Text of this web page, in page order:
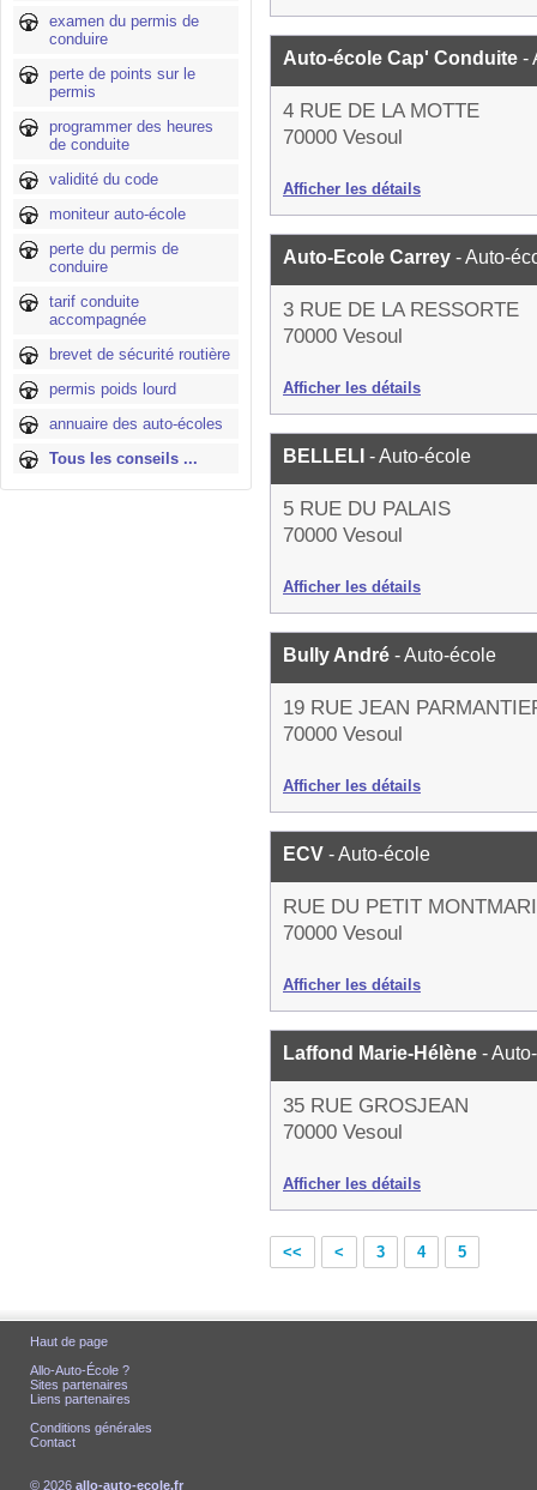
examen du permis de
conduire
perte de points sur le
permis
programmer des heures
de conduite
validité du code
moniteur auto-école
perte du permis de
conduire
tarif conduite
accompagnée
brevet de sécurité routière
permis poids lourd
annuaire des auto-écoles
Tous les conseils ...
Auto-école Cap' Conduite -
4 RUE DE LA MOTTE
70000 Vesoul
Afficher les détails
Auto-Ecole Carrey - Auto-
3 RUE DE LA RESSORTE
70000 Vesoul
Afficher les détails
BELLELI - Auto-école
5 RUE DU PALAIS
70000 Vesoul
Afficher les détails
Bully André - Auto-école
19 RUE JEAN
70000 Vesoul
Afficher les détails
ECV - Auto-école
RUE DU PETIT
70000 Vesoul
Afficher les détails
Laffond Marie-Hélène -
35 RUE GROSJEAN
70000 Vesoul
Afficher les détails
<< < 3 4 5
Haut de page
Allo-Auto-École ?
Sites partenaires
Liens partenaires
Conditions générales
Contact
© 2026 allo-auto-ecole.fr